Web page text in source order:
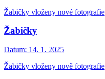
Žabičky vloženy nové fotografie
Žabičky
Datum: 14. 1. 2025
Žabičky vloženy nově fotografie